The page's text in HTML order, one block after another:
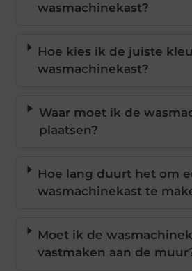
wasmachinekast?
Hoe kies ik de juiste
wasmachinekast?
Waar moet ik de
plaatsen?
Hoe lang duurt het om
wasmachinekast te
Moet ik de
vastmaken aan de